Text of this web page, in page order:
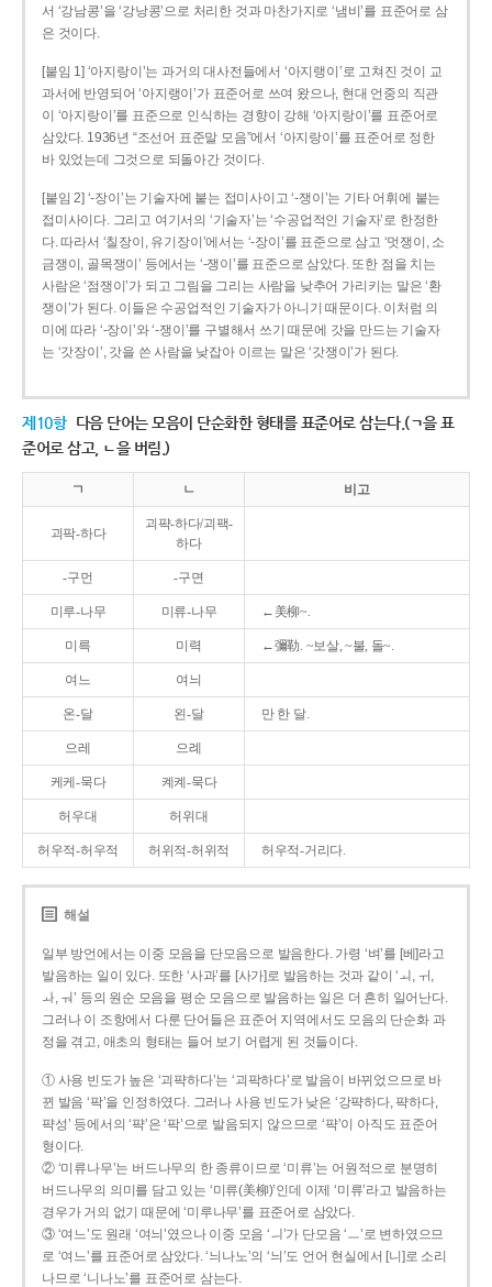
서 ‘강남콩’을 ‘강낭콩’으로 처리한 것과 마찬가지로 ‘냄비’를 표준어로 삼
은 것이다.
[붙임 1] ‘아지랑이’는 과거의 대사전들에서 ‘아지랭이’로 고쳐진 것이 교
과서에 반영되어 ‘아지랭이’가 표준어로 쓰여 왔으나, 현대 언중의 직관
이 ‘아지랑이’를 표준으로 인식하는 경향이 강해 ‘아지랑이’를 표준어로
삼았다. 1936년 “조선어 표준말 모음”에서 ‘아지랑이’를 표준어로 정한
바 있었는데 그것으로 되돌아간 것이다.
[붙임 2] ‘-장이’는 기술자에 붙는 접미사이고 ‘-쟁이’는 기타 어휘에 붙는
접미사이다. 그리고 여기서의 ‘기술자’는 ‘수공업적인 기술자’로 한정한
다. 따라서 ‘칠장이, 유기장이’에서는 ‘-장이’를 표준으로 삼고 ‘멋쟁이, 소
금쟁이, 골목쟁이’ 등에서는 ‘-쟁이’를 표준으로 삼았다. 또한 점을 치는
사람은 ‘점쟁이’가 되고 그림을 그리는 사람을 낮추어 가리키는 말은 ‘환
쟁이’가 된다. 이들은 수공업적인 기술자가 아니기 때문이다. 이처럼 의
미에 따라 ‘-장이’와 ‘-쟁이’를 구별해서 쓰기 때문에 갓을 만드는 기술자
는 ‘갓장이’, 갓을 쓴 사람을 낮잡아 이르는 말은 ‘갓쟁이’가 된다.
제10항 다음 단어는 모음이 단순화한 형태를 표준어로 삼는다.(ㄱ을 표
준어로 삼고, ㄴ을 버림.)
ㄱ ㄴ 비고
괴팍-하다
괴퍅-하다/괴팩-
하다
-구먼 -구면
미루-나무 미류-나무 ←美柳~.
미륵 미력 ←彌勒. ~보살, ~불, 돌~.
여느 여늬
온-달 왼-달 만 한 달.
으레 으례
케케-묵다 켸켸-묵다
허우대 허위대
허우적-허우적 허위적-허위적 허우적-거리다.
해설
일부 방언에서는 이중 모음을 단모음으로 발음한다. 가령 ‘벼’를 [베]라고
발음하는 일이 있다. 또한 ‘사과’를 [사가]로 발음하는 것과 같이 ‘ㅚ, ㅟ,
ㅘ, ㅝ’ 등의 원순 모음을 평순 모음으로 발음하는 일은 더 흔히 일어난다.
그러나 이 조항에서 다룬 단어들은 표준어 지역에서도 모음의 단순화 과
정을 겪고, 애초의 형태는 들어 보기 어렵게 된 것들이다.
① 사용 빈도가 높은 ‘괴퍅하다’는 ‘괴팍하다’로 발음이 바뀌었으므로 바
뀐 발음 ‘팍’을 인정하였다. 그러나 사용 빈도가 낮은 ‘강퍅하다, 퍅하다,
퍅성’ 등에서의 ‘퍅’은 ‘팍’으로 발음되지 않으므로 ‘퍅’이 아직도 표준어
형이다.
② ‘미류나무’는 버드나무의 한 종류이므로 ‘미류’는 어원적으로 분명히
버드나무의 의미를 담고 있는 ‘미류(美柳)’인데 이제 ‘미류’라고 발음하는
경우가 거의 없기 때문에 ‘미루나무’를 표준어로 삼았다.
③ ‘여느’도 원래 ‘여늬’였으나 이중 모음 ‘ㅢ’가 단모음 ‘ㅡ’로 변하였으므
로 ‘여느’를 표준어로 삼았다. ‘늬나노’의 ‘늬’도 언어 현실에서 [니]로 소리
나므로 ‘니나노’를 표준어로 삼는다.